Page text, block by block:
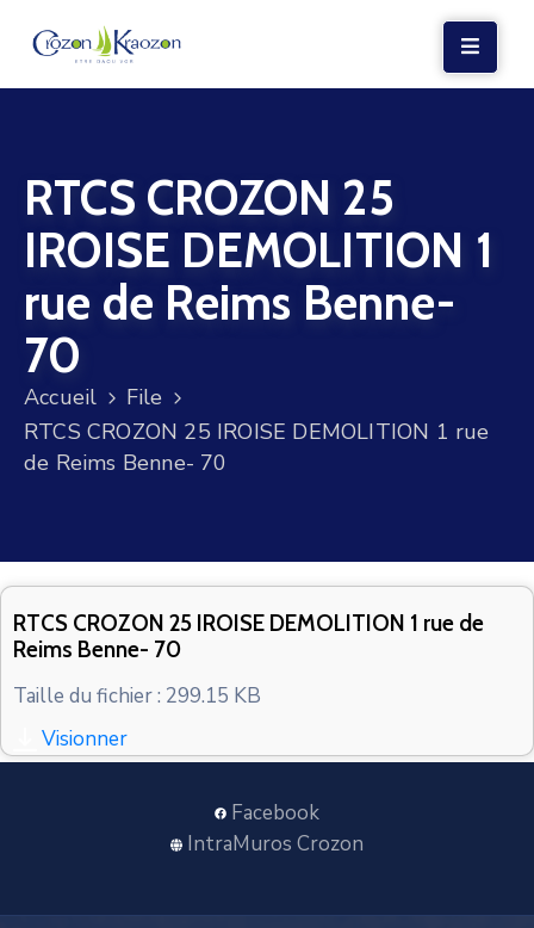
VIE
LOCALE
VIE
SOCIALE
TERRE
ET
MER
VOS
RTCS CROZON 25
IROISE DEMOLITION 1
rue de Reims Benne-
70
Accueil
File
RTCS CROZON 25 IROISE DEMOLITION 1 rue
de Reims Benne- 70
RTCS CROZON 25 IROISE DEMOLITION 1 rue de
Reims Benne- 70
Taille du fichier : 299.15 KB
Visionner
Facebook
IntraMuros Crozon